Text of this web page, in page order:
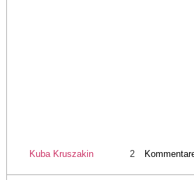
Kuba Kruszakin 2